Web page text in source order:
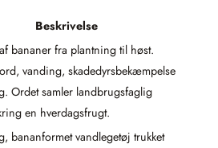
Beskrivelse
bananer fra plantning til høst.
vanding, skadedyrsbekæmpelse
Ordet samler landbrugsfaglig
en hverdagsfrugt.
bananformet vandlegetøj trukket